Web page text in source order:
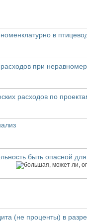
в
при
расходов по
быть опасной
(не проценты) в